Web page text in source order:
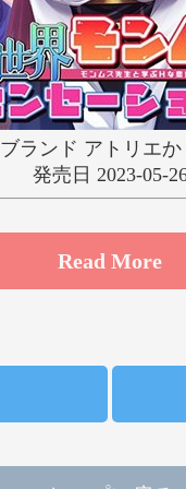
ゆ
る
わ
ブランド アトリエか
発売日 2023-05-
Read More